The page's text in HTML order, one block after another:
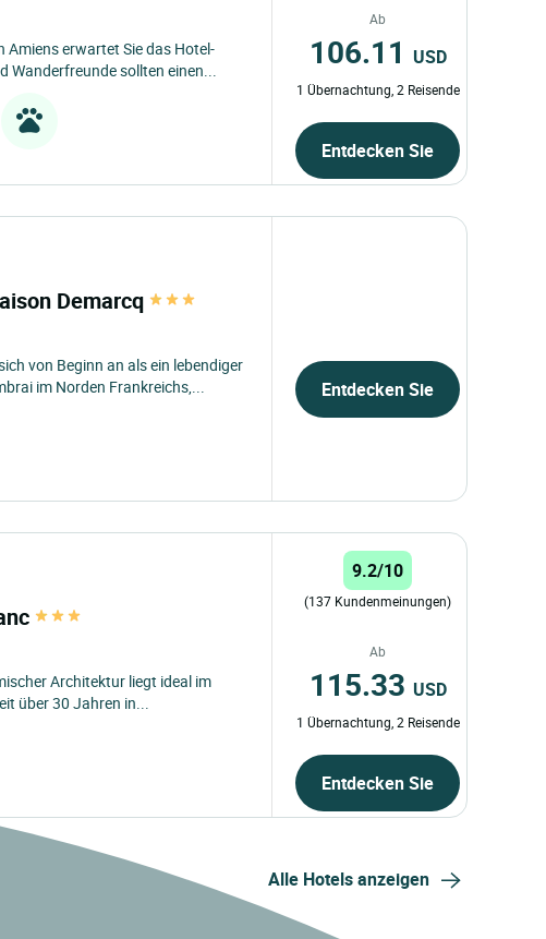
erwartet Sie das Hotel-
Wanderfreunde sollten einen...
Ab
106.11 USD
1 Übernachtung, 2 Reisende
Entdecken Sie
Demarcq
von Beginn an als ein lebendiger
im Norden Frankreichs,...
Entdecken Sie
Architektur liegt ideal im
über 30 Jahren in...
9.2/10
(137 Kundenmeinungen)
Ab
115.33 USD
1 Übernachtung, 2 Reisende
Entdecken Sie
Alle Hotels anzeigen